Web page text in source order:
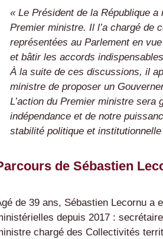
« Le Président de la République
Premier ministre. Il l’a chargé de
représentées au Parlement en
et bâtir les accords
À la suite de ces discussions, il
ministre de proposer un
L’action du Premier ministre sera
indépendance et de notre
stabilité politique et
de Sébastien
de 39 ans, Sébastien Lecornu a
depuis 2017 :
chargé des Collectivités